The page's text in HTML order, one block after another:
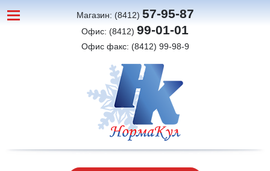
Магазин: (8412) 57-95-87
Офис: (8412) 99-01-01
Офис факс: (8412) 99-98-9